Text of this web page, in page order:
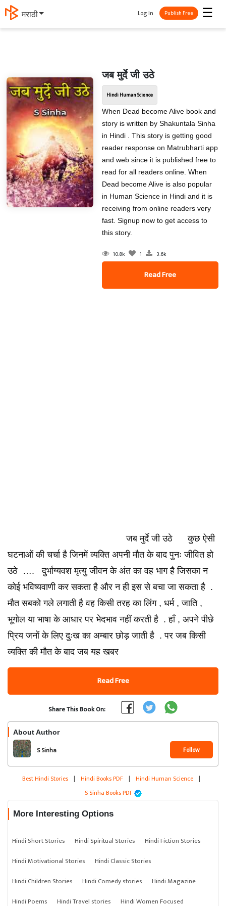
मराठी ☰
Log In Publish Free
जब मुर्दे जी उठे
Hindi Human Science
When Dead become Alive book and
story is written by Shakuntala Sinha
in Hindi . This story is getting good
reader response on Matrubharti app
and web since it is published free to
read for all readers online. When
Dead become Alive is also popular
in Human Science in Hindi and it is
receiving from online readers very
fast. Signup now to get access to
this story.
10.8k 1 3.6k
Read Free
जब मुर्दे जी उठे कुछ ऐसी
घटनाओं की चर्चा है जिनमें व्यक्ति अपनी मौत के बाद पुनः जीवित हो
उठे …. दुर्भाग्यवश मृत्यु जीवन के अंत का वह भाग है जिसका न
कोई भविष्यवाणी कर सकता है और न ही इस से बचा जा सकता है .
मौत सबको गले लगाती है वह किसी तरह का लिंग , धर्म , जाति ,
भूगोल या भाषा के आधार पर भेदभाव नहीं करती है . हाँ , अपने पीछे
प्रिय जनों के लिए दुःख का अम्बार छोड़ जाती है . पर जब किसी
व्यक्ति की मौत के बाद जब यह खबर
Read Free
Share This Book On:
About Author
S Sinha Follow
Best Hindi Stories | Hindi Books PDF | Hindi Human Science |
S Sinha Books PDF
More Interesting Options
Hindi Short Stories Hindi Spiritual Stories
Hindi Fiction Stories
Hindi Motivational Stories
Hindi Classic Stories
Hindi Children Stories
Hindi Comedy stories
Hindi Magazine
Hindi Poems
Hindi Travel stories Hindi Women Focused